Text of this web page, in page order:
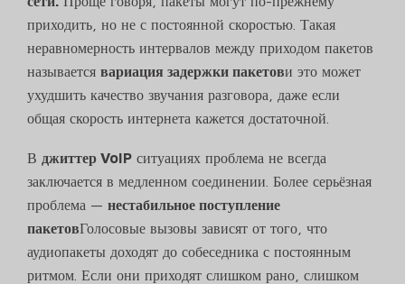
приходить, но не с постоянной скоростью. Такая
неравномерность интервалов между приходом пакетов
называется вариация задержки пакетови это может
ухудшить качество звучания разговора, даже если
общая скорость интернета кажется достаточной.
В джиттер VoIP ситуациях проблема не всегда
заключается в медленном соединении. Более серьёзная
проблема — нестабильное поступление
пакетовГолосовые вызовы зависят от того, что
аудиопакеты доходят до собеседника с постоянным
ритмом. Если они приходят слишком рано, слишком